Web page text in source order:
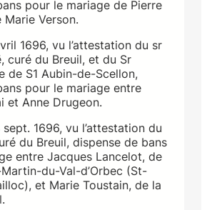
pour le mariage de Pierre
Verson.
1696, vu l’attestation du sr
curé du Breuil, et du Sr
de S1 Aubin-de-Scellon,
pour le mariage entre
et Anne Drugeon.
1696, vu l’attestation du
du Breuil, dispense de bans
entre Jacques Lancelot, de
du-Val-d’Orbec (St-
et Marie Toustain, de la